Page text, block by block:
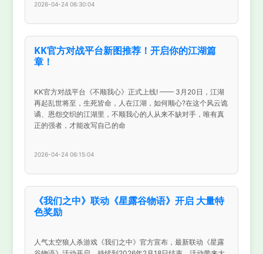
2026-04-24 06:30:04
KK官方对战平台新图推荐！开启你的江湖篇
章！
KK官方对战平台《不顺我心》正式上线! —— 3月20日，江湖
再起乱世将至，生死皆命，人在江湖，如何顺心?在这个风云诡
谲、恩怨交织的江湖里，不顺我心的人从来不缺对手，唯有真
正的强者，才能改写自己的命
2026-04-24 06:15:04
《我们之中》联动《星露谷物语》开启 大量特
色奖励
人气太空狼人杀游戏《我们之中》官方宣布，最新联动《星露